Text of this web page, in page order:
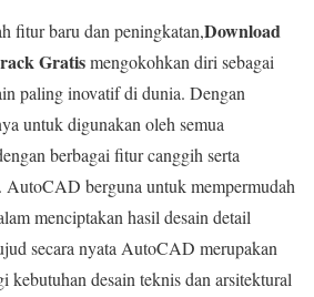
fitur baru dan peningkatan,Download
Gratismengokohkan diri sebagai
paling inovatif di dunia. Dengan
untuk digunakan oleh semua
berbagai fitur canggih serta
AutoCAD berguna untuk mempermudah
menciptakan hasil desain detail
secara nyata AutoCAD merupakan
kebutuhan desain teknis dan arsitektural